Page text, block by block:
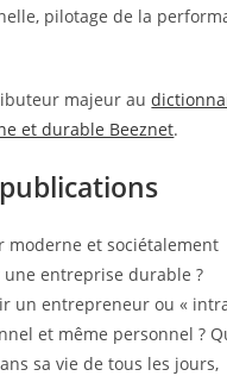
pilotage de la
majeur au
et durable Beeznet.
moderne et sociétalement
une entreprise durable ?
un entrepreneur ou «
et même personnel ?
sa vie de tous les jours,